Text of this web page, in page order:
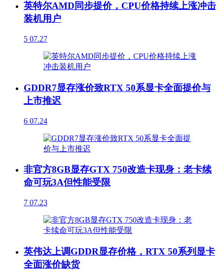
英特尔AMD同步提价，CPU价格持续上涨冲击
装机用户
5 07.27
GDDR7显存涨价致RTX 50系显卡全面提价与
上市推迟
6 07.24
非官方8GB显存GTX 750改造卡现身：老卡续
命可玩3A但性能受限
7 07.23
英伟达上调GDDR显存价格，RTX 50系列显卡
全面涨价缺货